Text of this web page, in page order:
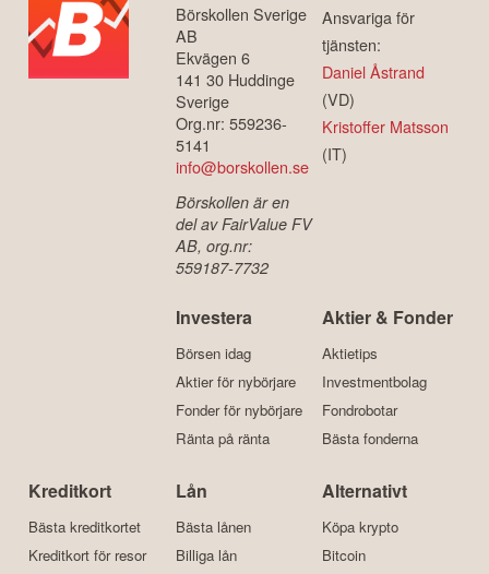
Börskollen Sverige
AB
Ekvägen 6
141 30 Huddinge
Sverige
Org.nr: 559236-
5141
info@borskollen.se
Börskollen är en
del av FairValue FV
AB, org.nr:
559187-7732
Ansvariga för
tjänsten:
Daniel Åstrand
(VD)
Kristoffer Matsson
(IT)
Investera
Börsen idag
Aktier för nybörjare
Fonder för nybörjare
Ränta på ränta
Aktier & Fonder
Aktietips
Investmentbolag
Fondrobotar
Bästa fonderna
Kreditkort
Bästa kreditkortet
Kreditkort för resor
Lån
Bästa lånen
Billiga lån
Alternativt
Köpa krypto
Bitcoin